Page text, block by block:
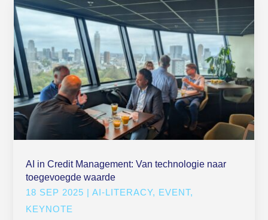
AI in Credit Management: Van technologie naar
toegevoegde waarde
18 SEP 2025 |AI-LITERACY, EVENT,
KEYNOTE